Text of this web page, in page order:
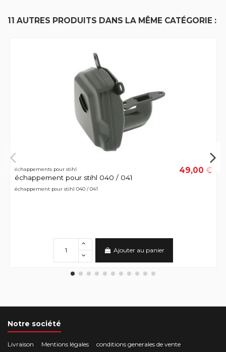
11 AUTRES PRODUITS DANS LA MÊME CATÉGORIE :
échappements pour stihl
échappement pour stihl 040 / 041
49,00 €
échappement pour stihl 040 / 041
Ajouter au panier
Notre société
Livraison Mentions légales conditions generales de vente